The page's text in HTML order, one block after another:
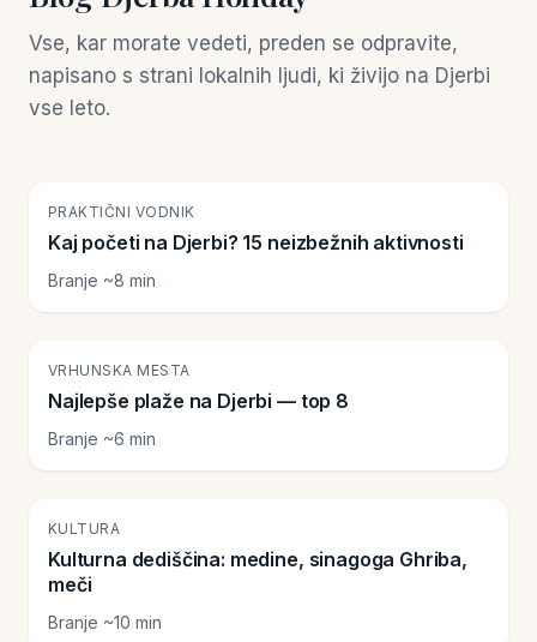
Vse, kar morate vedeti, preden se odpravite,
napisano s strani lokalnih ljudi, ki živijo na Djerbi
vse leto.
🏝️
PRAKTIČNI VODNIK
Kaj početi na Djerbi? 15 neizbežnih aktivnosti
Branje ~8 min
🏖️
VRHUNSKA MESTA
Najlepše plaže na Djerbi — top 8
Branje ~6 min
🕌
KULTURA
Kulturna dediščina: medine, sinagoga Ghriba,
meči
Branje ~10 min